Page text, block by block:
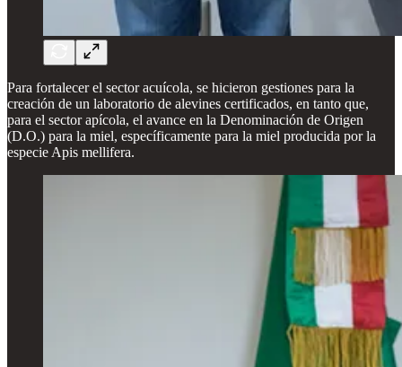
Para fortalecer el sector acuícola, se hicieron gestiones para la
creación de un laboratorio de alevines certificados, en tanto que,
para el sector apícola, el avance en la Denominación de Origen
(D.O.) para la miel, específicamente para la miel producida por la
especie Apis mellifera.